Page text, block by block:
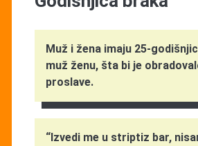
Muž i žena imaju 25-
muž ženu, šta bi je
proslave.
“Izvedi me u striptiz bar,